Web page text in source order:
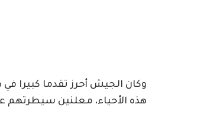
وكان الجيش أحرز تقدما كبيرا
هذه الأحياء، معلنين سيطرتهم